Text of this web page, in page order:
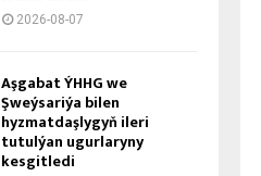
2026-08-07
Aşgabat ÝHHG we
Şweýsariýa bilen
hyzmatdaşlygyň ileri
tutulýan ugurlaryny
kesgitledi